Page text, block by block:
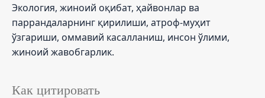
Экология, жиноий оқибат, ҳайвонлар ва
паррандаларнинг қирилиши, атроф-муҳит
ўзгариши, оммавий касалланиш, инсон ўлими,
жиноий жавобгарлик.
Как цитировать